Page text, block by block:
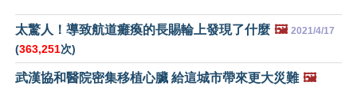
太驚人！導致航道癱瘓的長賜輪上發現了什麼 🖼️ 2021/4/17
(363,251次)
武漢協和醫院密集移植心臟 給這城市帶來更大災難 🖼️